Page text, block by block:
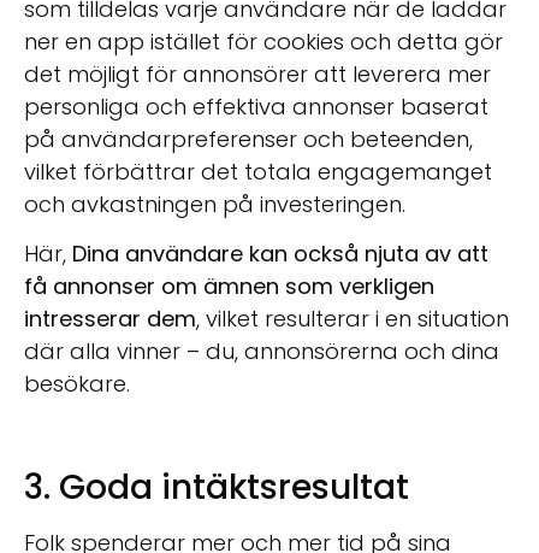
som tilldelas varje användare när de laddar
ner en app istället för cookies och detta gör
det möjligt för annonsörer att leverera mer
personliga och effektiva annonser baserat
på användarpreferenser och beteenden,
vilket förbättrar det totala engagemanget
och avkastningen på investeringen.
Här, Dina användare kan också njuta av att
få annonser om ämnen som verkligen
intresserar dem, vilket resulterar i en situation
där alla vinner – du, annonsörerna och dina
besökare.
3. Goda intäktsresultat
Folk spenderar mer och mer tid på sina